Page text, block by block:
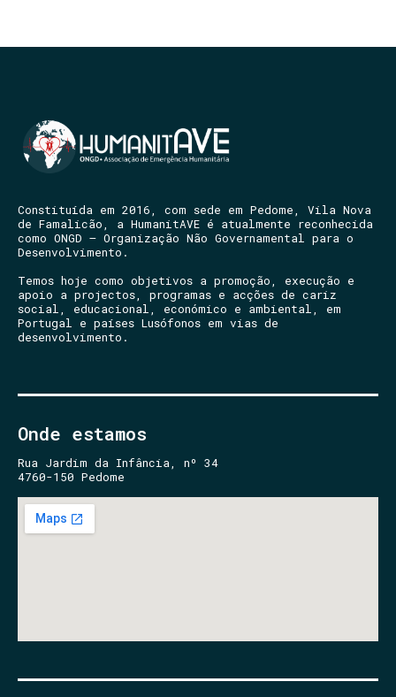
Constituída em 2016, com sede em Pedome, Vila Nova
de Famalicão, a HumanitAVE é atualmente reconhecida
como ONGD – Organização Não Governamental para o
Desenvolvimento.
Temos hoje como objetivos a promoção, execução e
apoio a projectos, programas e acções de cariz
social, educacional, económico e ambiental, em
Portugal e países Lusófonos em vias de
desenvolvimento.
Onde estamos
Rua Jardim da Infância, nº 34
4760-150 Pedome